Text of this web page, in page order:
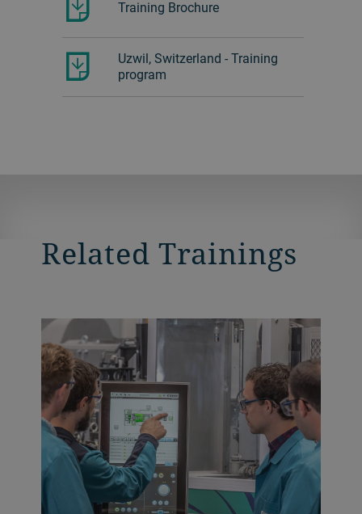
Training Brochure
Uzwil, Switzerland - Training
program
Related Trainings